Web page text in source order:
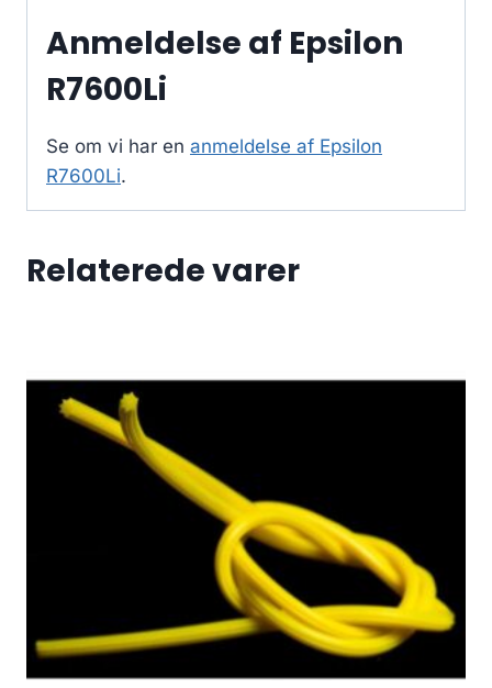
Anmeldelse af Epsilon
R7600Li
Se om vi har en anmeldelse af Epsilon
R7600Li.
Relaterede varer